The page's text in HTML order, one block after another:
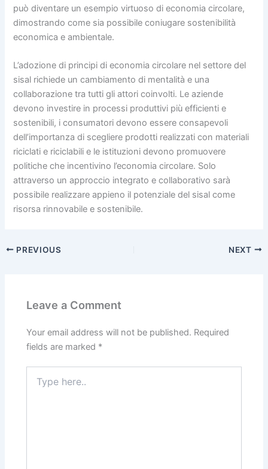
può diventare un esempio virtuoso di economia circolare,
dimostrando come sia possibile coniugare sostenibilità
economica e ambientale.
L’adozione di principi di economia circolare nel settore del
sisal richiede un cambiamento di mentalità e una
collaborazione tra tutti gli attori coinvolti. Le aziende
devono investire in processi produttivi più efficienti e
sostenibili, i consumatori devono essere consapevoli
dell’importanza di scegliere prodotti realizzati con materiali
riciclati e riciclabili e le istituzioni devono promuovere
politiche che incentivino l’economia circolare. Solo
attraverso un approccio integrato e collaborativo sarà
possibile realizzare appieno il potenziale del sisal come
risorsa rinnovabile e sostenibile.
PREVIOUS NEXT
Leave a Comment
Your email address will not be published. Required
fields are marked *
here..